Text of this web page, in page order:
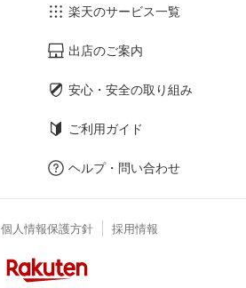
楽天のサービス一覧
出店のご案内
安心・安全の取り組み
ご利用ガイド
ヘルプ・問い合わせ
個人情報保護方針 採用情報